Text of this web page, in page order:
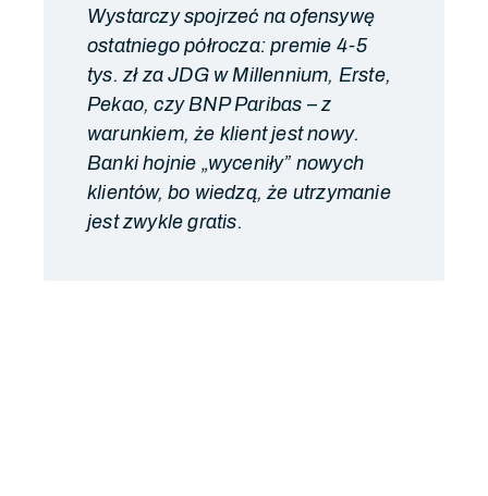
Wystarczy spojrzeć na ofensywę
ostatniego półrocza: premie 4-5
tys. zł za JDG w Millennium, Erste,
Pekao, czy BNP Paribas – z
warunkiem, że klient jest nowy.
Banki hojnie „wyceniły” nowych
klientów, bo wiedzą, że utrzymanie
jest zwykle gratis.